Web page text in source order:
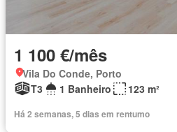
1 100 €/mês
Vila Do Conde, Porto
T3
1 Banheiro 123 m²
Há 2 semanas, 5 dias em rentumo